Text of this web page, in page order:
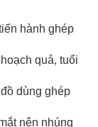
hành ghép
quả, tuổi
dùng ghép
nên nhúng